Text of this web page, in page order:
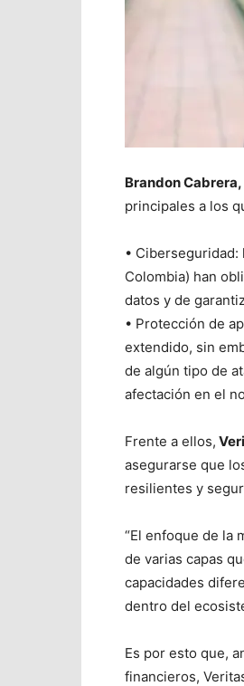
Brandon
principales a los
•
Colombia) han
datos y de
• Protección de
extendido, sin
de algún tipo de
afectación en el
Frente a ellos,
asegurarse que
resilientes y
“El enfoque de la
de varias capas
capacidades
dentro del
Es por esto que,
financieros,